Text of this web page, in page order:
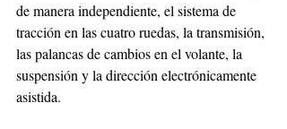
de manera independiente, el sistema de
tracción en las cuatro ruedas, la transmisión,
las palancas de cambios en el volante, la
suspensión y la dirección electrónicamente
asistida.